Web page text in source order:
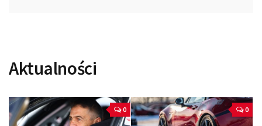
Aktualności
0 0